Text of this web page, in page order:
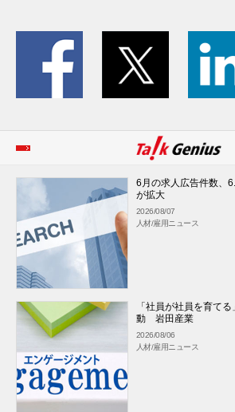
6月の求人広告件数、
が拡大
2026/08/07
人材/雇用ニュース
「社員が社員を育て
動 岩田産業
2026/08/06
人材/雇用ニュース